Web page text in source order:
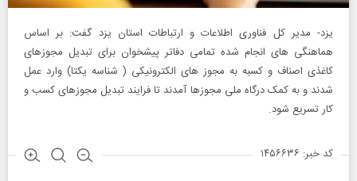
یزد- مدیر کل فناوری اطلاعات و ارتباطات استان یزد گفت: بر اساس
هماهنگی های انجام شده تمامی دفاتر پیشخوان برای تبدیل مجوزهای
کاغذی اصناف و کسبه به مجوز های الکترونیکی ( شناسه یکتا) وارد عمل
شدند و به کمک درگاه ملی مجوزها آمدند تا فرایند تبدیل مجوزهای کسب و
کار تسریع شود.
کد خبر: ۱۴۵۶۶۳۶